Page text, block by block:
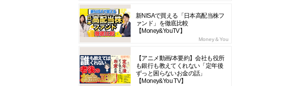
新NISAで買える「日本高配当株フ
ァンド」を徹底比較
【Money&YouTV】
Money＆You
【アニメ動画/本要約】会社も役所
も銀行も教えてくれない「定年後
ずっと困らないお金の話」
【Money&You TV】